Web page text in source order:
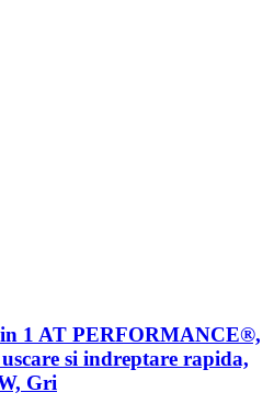
in 1 AT PERFORMANCE®,
si indreptare rapida,
Gri